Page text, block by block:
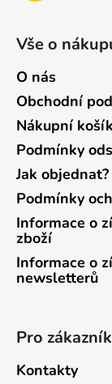
Vše o
O nás
Obchodní
Nákupní košík
Podmínky
Jak objednat?
Podmínky
Informace o
zboží
Informace o
newsletterů
Pro
Kontakty